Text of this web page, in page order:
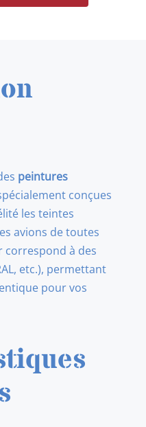
peintures
conçues
les teintes
avions de toutes
correspond à des
etc.), permettant
pour vos